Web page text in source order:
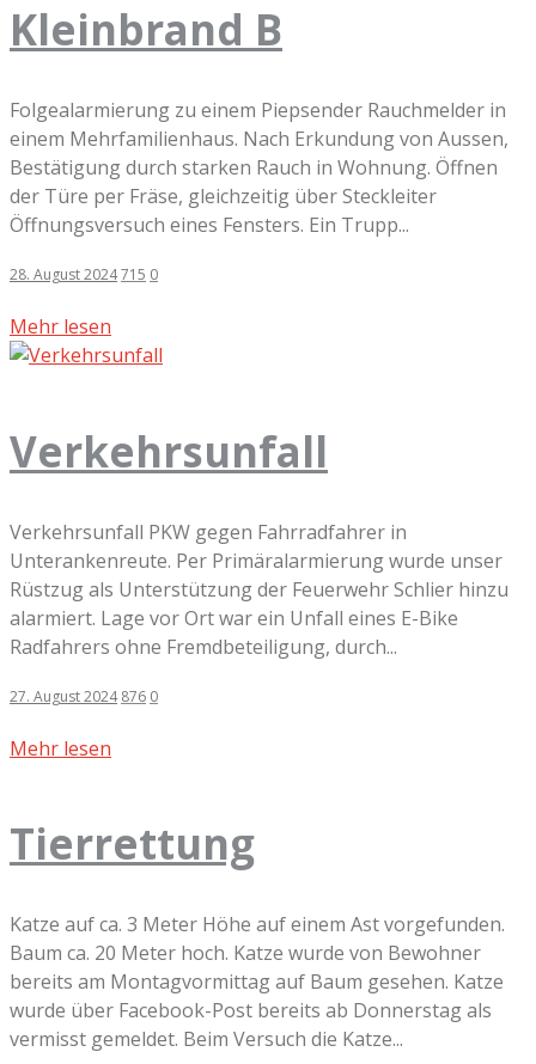
Kleinbrand B
Folgealarmierung zu einem Piepsender Rauchmelder in
einem Mehrfamilienhaus. Nach Erkundung von Aussen,
Bestätigung durch starken Rauch in Wohnung. Öffnen
der Türe per Fräse, gleichzeitig über Steckleiter
Öffnungsversuch eines Fensters. Ein Trupp...
28. August 2024715 0
Mehr lesen
Verkehrsunfall
Verkehrsunfall PKW gegen Fahrradfahrer in
Unterankenreute. Per Primäralarmierung wurde unser
Rüstzug als Unterstützung der Feuerwehr Schlier hinzu
alarmiert. Lage vor Ort war ein Unfall eines E-Bike
Radfahrers ohne Fremdbeteiligung, durch...
27. August 2024 876 0
Mehr lesen
Tierrettung
Katze auf ca. 3 Meter Höhe auf einem Ast vorgefunden.
Baum ca. 20 Meter hoch. Katze wurde von Bewohner
bereits am Montagvormittag auf Baum gesehen. Katze
wurde über Facebook-Post bereits ab Donnerstag als
vermisst gemeldet. Beim Versuch die Katze...